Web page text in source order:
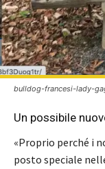
bulldog-francesi-lady-
Un possibile
«Proprio perché i
posto speciale